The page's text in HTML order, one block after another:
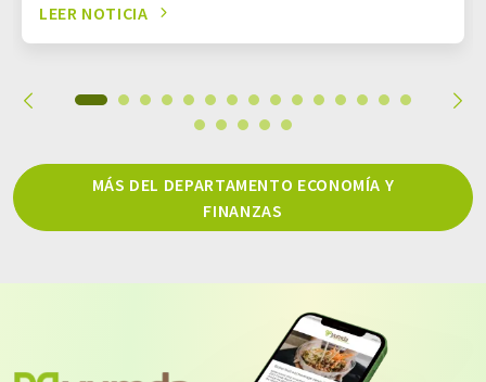
LEER NOTICIA
MÁS DEL DEPARTAMENTO ECONOMÍA Y
FINANZAS